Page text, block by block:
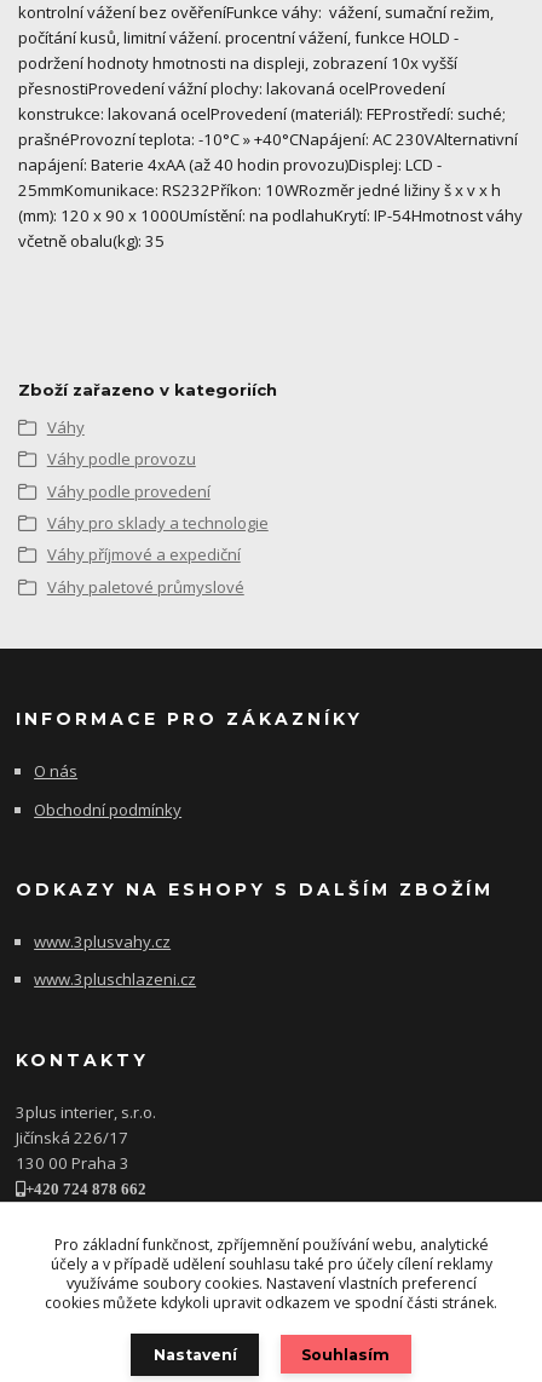
kontrolní vážení bez ověřeníFunkce váhy: vážení, sumační režim,
počítání kusů, limitní vážení. procentní vážení, funkce HOLD -
podržení hodnoty hmotnosti na displeji, zobrazení 10x vyšší
přesnostiProvedení vážní plochy: lakovaná ocelProvedení
konstrukce: lakovaná ocelProvedení (materiál): FEProstředí: suché;
prašnéProvozní teplota: -10°C » +40°CNapájení: AC 230VAlternativní
napájení: Baterie 4xAA (až 40 hodin provozu)Displej: LCD -
25mmKomunikace: RS232Příkon: 10WRozměr jedné ližiny š x v x h
(mm): 120 x 90 x 1000Umístění: na podlahuKrytí: IP-54Hmotnost váhy
včetně obalu(kg): 35
Zboží zařazeno v kategoriích
Váhy
Váhy podle provozu
Váhy podle provedení
Váhy pro sklady a technologie
Váhy příjmové a expediční
Váhy paletové průmyslové
INFORMACE PRO ZÁKAZNÍKY
O nás
Obchodní podmínky
ODKAZY NA ESHOPY S DALŠÍM ZBOŽÍM
www.3plusvahy.cz
www.3pluschlazeni.cz
KONTAKTY
3plus interier, s.r.o.
Jičínská 226/17
130 00 Praha 3
+420 724 878 662
www.3plusinterier.cz
facebook
Pro základní funkčnost, zpříjemnění používání webu, analytické
účely a v případě udělení souhlasu také pro účely cílení reklamy
využíváme soubory cookies. Nastavení vlastních preferencí
cookies můžete kdykoli upravit odkazem ve spodní části stránek.
Nastavení Souhlasím